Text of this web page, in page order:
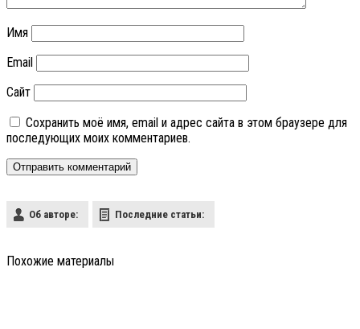
Имя
Email
Сайт
Сохранить моё имя, email и адрес сайта в этом браузере для
последующих моих комментариев.
Об авторе: Последние статьи:
Похожие материалы